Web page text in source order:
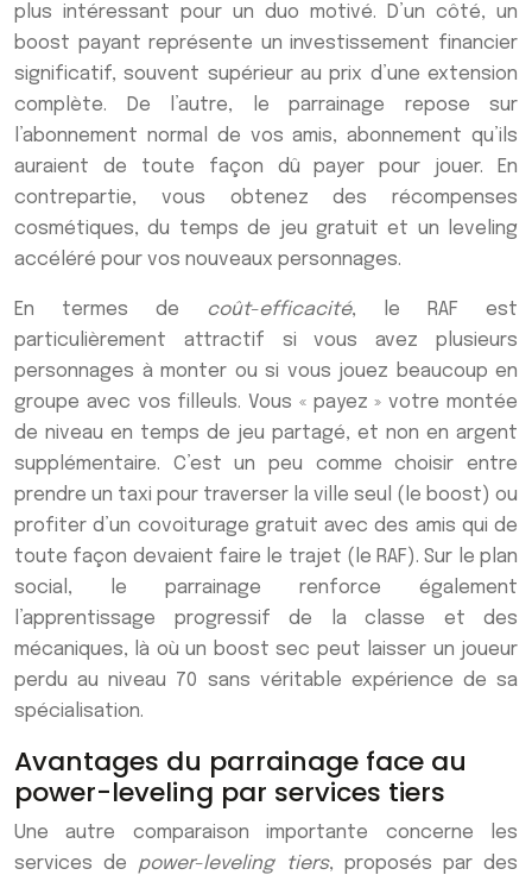
plus intéressant pour un duo motivé. D’un côté, un
boost payant représente un investissement financier
significatif, souvent supérieur au prix d’une extension
complète. De l’autre, le parrainage repose sur
l’abonnement normal de vos amis, abonnement qu’ils
auraient de toute façon dû payer pour jouer. En
contrepartie, vous obtenez des récompenses
cosmétiques, du temps de jeu gratuit et un leveling
accéléré pour vos nouveaux personnages.
En termes de coût-efficacité, le RAF est
particulièrement attractif si vous avez plusieurs
personnages à monter ou si vous jouez beaucoup en
groupe avec vos filleuls. Vous « payez » votre montée
de niveau en temps de jeu partagé, et non en argent
supplémentaire. C’est un peu comme choisir entre
prendre un taxi pour traverser la ville seul (le boost) ou
profiter d’un covoiturage gratuit avec des amis qui de
toute façon devaient faire le trajet (le RAF). Sur le plan
social, le parrainage renforce également
l’apprentissage progressif de la classe et des
mécaniques, là où un boost sec peut laisser un joueur
perdu au niveau 70 sans véritable expérience de sa
spécialisation.
Avantages du parrainage face au
power-leveling par services tiers
Une autre comparaison importante concerne les
services de power-leveling tiers, proposés par des